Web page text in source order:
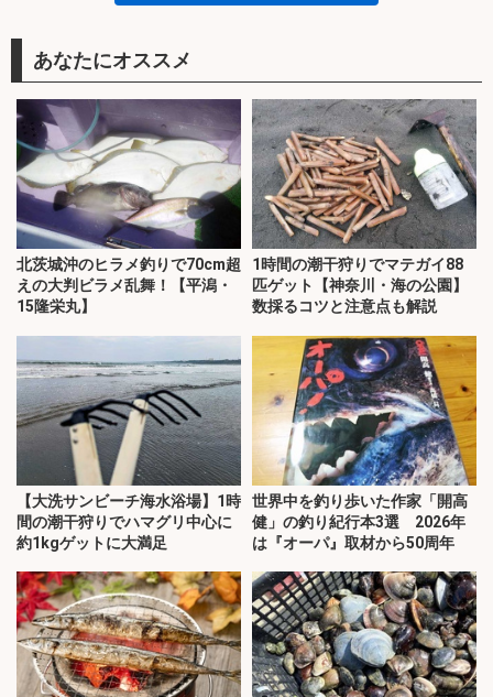
あなたにオススメ
北茨城沖のヒラメ釣りで70cm超
えの大判ビラメ乱舞！【平潟・
15隆栄丸】
1時間の潮干狩りでマテガイ88
匹ゲット【神奈川・海の公園】
数採るコツと注意点も解説
【大洗サンビーチ海水浴場】1時
間の潮干狩りでハマグリ中心に
約1kgゲットに大満足
世界中を釣り歩いた作家「開高
健」の釣り紀行本3選 2026年
は『オーパ』取材から50周年